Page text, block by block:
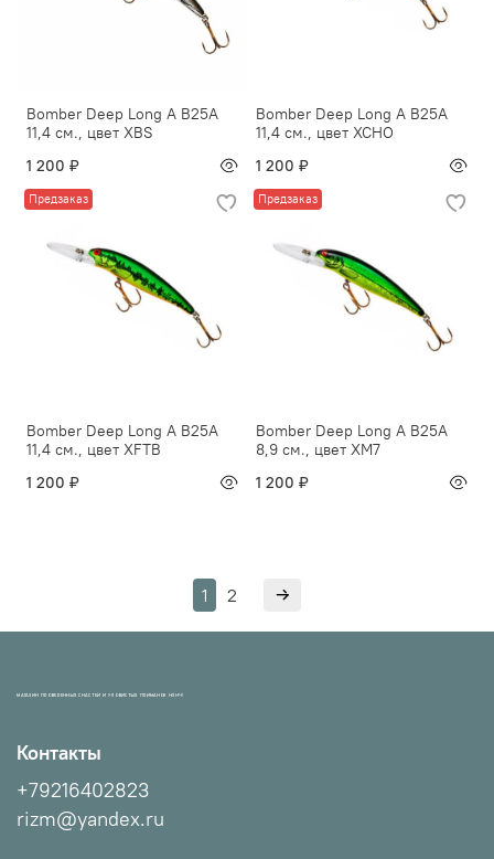
Bomber Deep Long A B25A
11,4 см., цвет XBS
1 200 ₽
Bomber Deep Long A B25A
11,4 см., цвет XCHO
1 200 ₽
Предзаказ
Bomber Deep Long A B25A
11,4 см., цвет XFTB
1 200 ₽
Предзаказ
Bomber Deep Long A B25A
8,9 см., цвет XM7
1 200 ₽
1 2
МАГАЗИН ПРОВЕРЕННЫХ СНАСТЕЙ И УЛОВИСТЫХ ПРИМАНОК НХНЧ!
Контакты
+79216402823
rizm@yandex.ru